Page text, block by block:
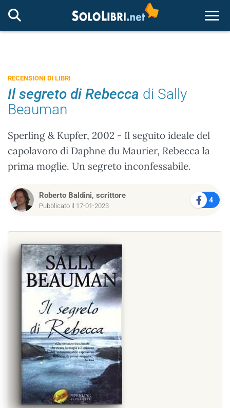
RECENSIONI DI LIBRI
Il segreto di Rebecca di Sally
Beauman
Sperling & Kupfer, 2002 - Il seguito ideale del
capolavoro di Daphne du Maurier, Rebecca la
prima moglie. Un segreto inconfessabile.
Roberto Baldini, scrittore
Pubblicato il 17-01-2023
4